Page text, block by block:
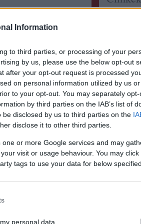
Information
to third parties, or processing of your
by us, please use the below opt-out
after your opt-out request is processed
on personal information utilized by us
to your opt-out. You may separately
by third parties on the IAB’s list of
disclosed by us to third parties on the
disclose it to other third parties.
or more Google services and may
visit or usage behaviour. You may
tags to use your data for below
personal data.
elzee:
mindig
itt a
Didier
A világ
gbsz:
igyunk
és
következő
titkos
láthatáron? A